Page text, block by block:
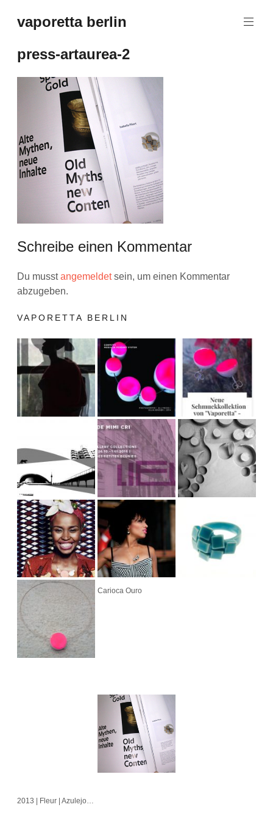
Inhalt
vaporetta berlin
press-artaurea-2
Schreibe einen Kommentar
Du musstangemeldetsein, um einen Kommentar
abzugeben.
VAPORETTA BERLIN
Carioca Ouro
2013 | Fleur | Azulejo | Cubo | Alvorada